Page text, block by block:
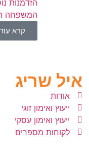
הזדמנות
המשפחה
קרא עוד
איל שריג
אודות
ייעוץ ואימון זוגי
ייעוץ ואימון עסקי
לקוחות מספרים